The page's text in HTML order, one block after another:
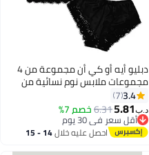
دبليو أيه أو كي أن مجموعة من 4
مجموعات ملابس نوم نسائية من
الحرير والساتان، بيجامات صيفية،
ملابس منزلية، بدلات مطرزة، ملابس
داخلية نسائية قابلة للتهوية، رداء
نوم، ملابس داخلية، سراويل داخلية،
3.4
7
د.ب‏5.81
6.31خصم 7%
أقل سعر في 30 يوم
أقل سعر في 30 يوماحصل عليه خلال 14 - 15